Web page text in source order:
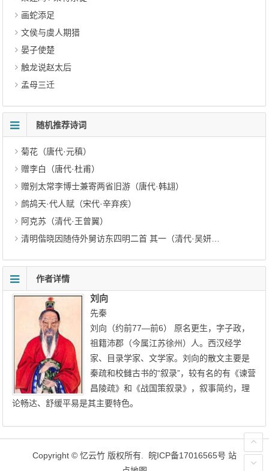
画蛇添足
文侯与虞人期猎
晏子使楚
触龙说赵太后
孟母三迁
随机推荐诗词
菊花（唐代·元稹）
赠李白（唐代·杜甫）
赠别太常李博士兼寄两省旧游（唐代·韩翃）
鹧鸪天·代人赋（宋代·辛弃疾）
阿克苏（清代·王曾翼）
清明偕晓因随侍外舅访东四明二首 其一（清代·吴妍因）
作者详情
刘向
先秦
刘向（约前77—前6） 原名更生，字子政，
祖籍沛郡（今属江苏徐州）人。西汉经学
家、目录学家、文学家。刘向的散文主要是
秦疏和校雠古书的“叙录”，较有名的有《谏营
昌陵疏》和《战国策叙录》，叙事简约，理
论畅达、舒缓平易是其主要特色。
Copyright © 忆云竹 版权所有. 皖ICP备17016565号 站